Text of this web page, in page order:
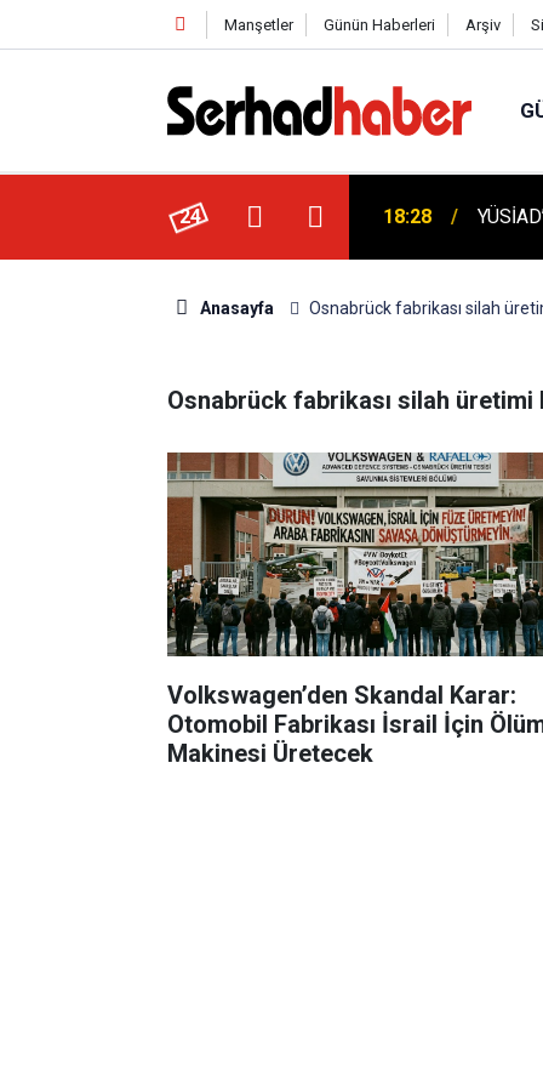
Manşetler Günün Haberleri Arşiv
24
Arabistan ve Pakistan'dan Müşterek
18:28
Anasayfa Osnabrück fabrikası silah
Osnabrück fabrikası silah üretimi
Volkswagen’den Skandal Karar:
Otomobil Fabrikası İsrail İçin
Makinesi Üretecek